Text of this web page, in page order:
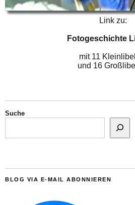
Link zu:
Fotogeschichte
mit 11
und 16
Suche
BLOG VIA E-MAIL ABONNIEREN